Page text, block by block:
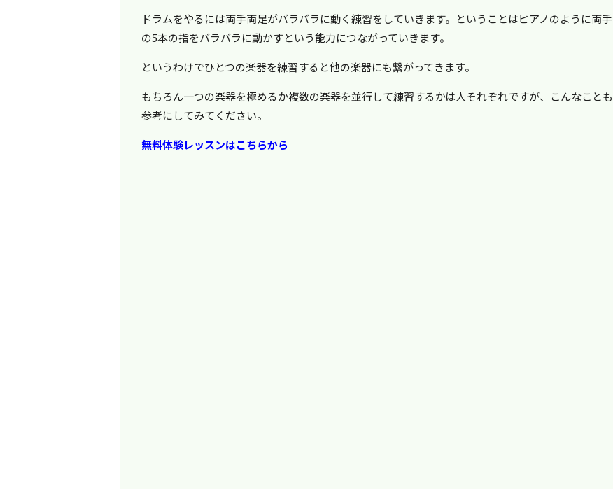
ドラムをやるには両手両足がバラバラに動く練習をしていきます。ということはピアノのように両手
の5本の指をバラバラに動かすという能力につながっていきます。
というわけでひとつの楽器を練習すると他の楽器にも繋がってきます。
もちろん一つの楽器を極めるか複数の楽器を並行して練習するかは人それぞれですが、こんなことも
参考にしてみてください。
無料体験レッスンはこちらから